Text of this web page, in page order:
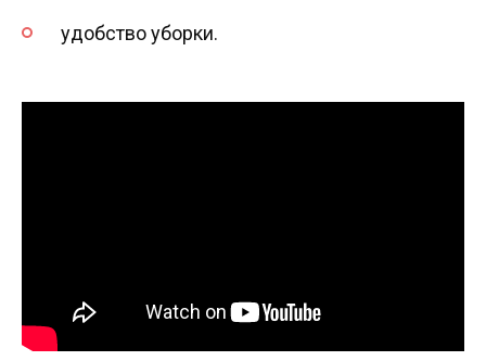
удобство уборки.